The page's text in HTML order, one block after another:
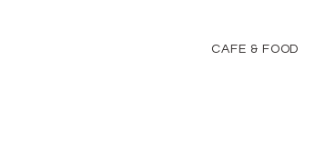
CAFE & FOOD